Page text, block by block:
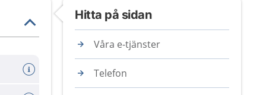
Hitta på sidan
Våra e-tjänster
Telefon